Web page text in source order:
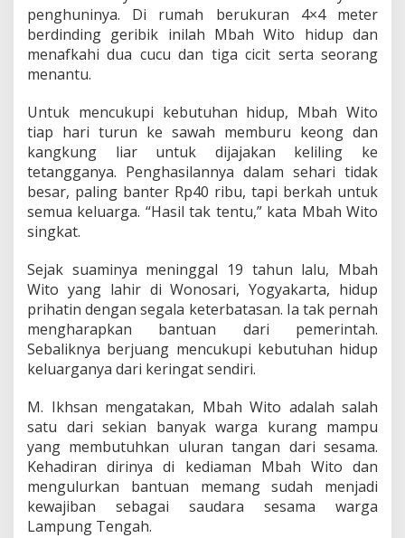
penghuninya. Di rumah berukuran 4×4 meter
berdinding geribik inilah Mbah Wito hidup dan
menafkahi dua cucu dan tiga cicit serta seorang
menantu.
Untuk mencukupi kebutuhan hidup, Mbah Wito
tiap hari turun ke sawah memburu keong dan
kangkung liar untuk dijajakan keliling ke
tetangganya. Penghasilannya dalam sehari tidak
besar, paling banter Rp40 ribu, tapi berkah untuk
semua keluarga. “Hasil tak tentu,” kata Mbah Wito
singkat.
Sejak suaminya meninggal 19 tahun lalu, Mbah
Wito yang lahir di Wonosari, Yogyakarta, hidup
prihatin dengan segala keterbatasan. Ia tak pernah
mengharapkan bantuan dari pemerintah.
Sebaliknya berjuang mencukupi kebutuhan hidup
keluarganya dari keringat sendiri.
M. Ikhsan mengatakan, Mbah Wito adalah salah
satu dari sekian banyak warga kurang mampu
yang membutuhkan uluran tangan dari sesama.
Kehadiran dirinya di kediaman Mbah Wito dan
mengulurkan bantuan memang sudah menjadi
kewajiban sebagai saudara sesama warga
Lampung Tengah.